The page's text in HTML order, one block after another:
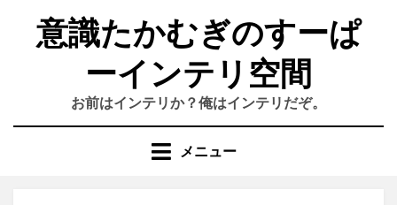
意識たかむぎのすーぱ
ーインテリ空間
お前はインテリか？俺はインテリだぞ。
メニュー